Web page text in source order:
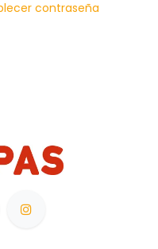
contraseña